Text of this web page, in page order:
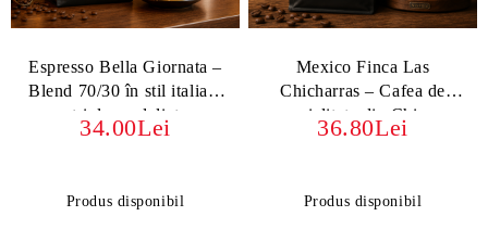
Espresso Bella Giornata –
Blend 70/30 în stil italian,
triplu medaliat
34.00Lei
Produs disponibil
Mexico Finca Las
Chicharras – Cafea de
specialitate din Chiapas
36.80Lei
Produs disponibil